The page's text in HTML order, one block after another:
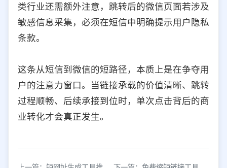
类行业还需额外注意，跳转后的微信页面若涉及
敏感信息采集，必须在短信中明确提示用户隐私
条款。
这条从短信到微信的短路径，本质上是在争夺用
户的注意力窗口。当链接承载的价值清晰、跳转
过程顺畅、后续承接到位时，单次点击背后的商
业转化才会真正发生。